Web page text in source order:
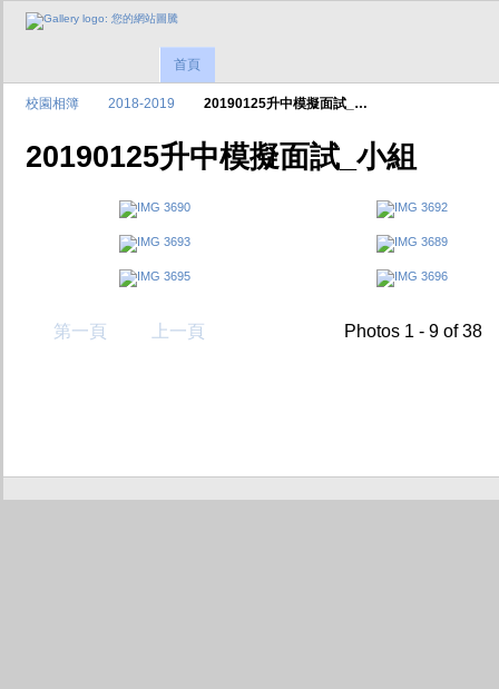
首頁
校園相簿 2018-2019 20190125升中模擬面試_…
20190125升中模擬面試_小組
第一頁 上一頁 Photos 1 - 9 of 38